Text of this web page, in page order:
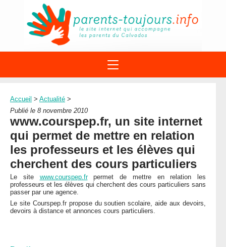
À PROPOS DU REAAP
1ÈRE VISITE
ACTUALITÉ
AGENDA
DISPOSITIFS PARENTALITÉ
SITES INTERNET
NUMÉROS VERTS
LEXIQUE
LETTRES D’INFO
MENTIONS LÉGALES
CONTACT
STRUCTURES
DOCUMENTS
FORMATIONS
Accueil > Actualité >
Publié le 8 novembre 2010
www.courspep.fr, un site internet
qui permet de mettre en relation
les professeurs et les élèves qui
cherchent des cours particuliers
Le site www.courspep.frpermet de mettre en relation les
professeurs et les élèves qui cherchent des cours particuliers sans
passer par une agence.
Le site Courspep.fr propose du soutien scolaire, aide aux devoirs,
devoirs à distance et annonces cours particuliers.